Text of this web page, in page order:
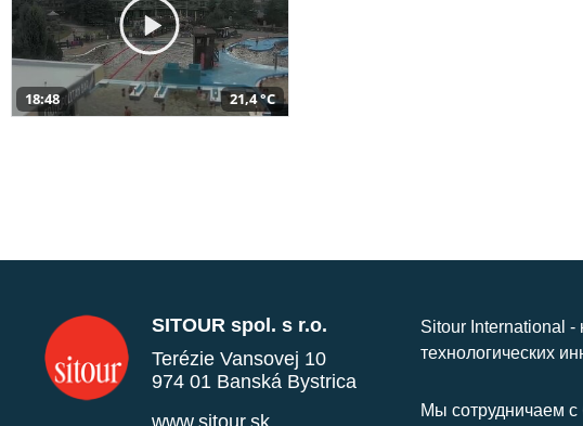
18:48 21,4 °C
SITOUR spol. s r.o.
Terézie Vansovej 10
974 01 Banská Bystrica
Sitour International -
технологических
Мы сотрудничаем с